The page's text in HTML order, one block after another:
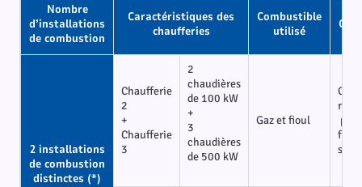
Nombre
d’installations
de combustion
Caractéristiques des
chaufferies
Combustible
utilisé
2 installations
de combustion
distinctes (*)
Chaufferie
2
+
Chaufferie
3
2
chaudières
de 100 kW
+
3
chaudières
de 500 kW
Gaz et fioul